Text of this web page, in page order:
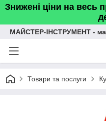
Знижені ціни на весь
МАЙСТЕР-ІНСТРУМЕНТ -
Товари та послуги